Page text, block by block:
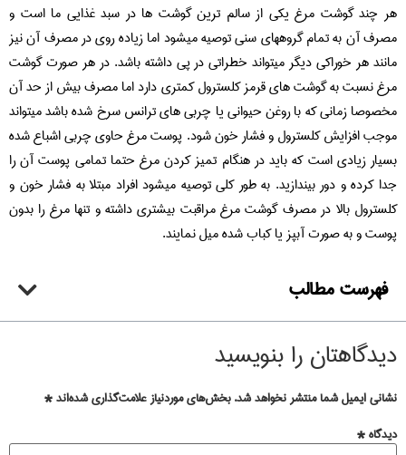
هر چند گوشت مرغ یکی از سالم ترین گوشت ها در سبد غذایی ما است و
مصرف آن به تمام گروههای سنی توصیه میشود اما زیاده روی در مصرف آن نیز
مانند هر خوراکی دیگر میتواند خطراتی در پی داشته باشد. در هر صورت گوشت
مرغ نسبت به گوشت های قرمز کلسترول کمتری دارد اما مصرف بیش از حد آن
مخصوصا زمانی که با روغن حیوانی یا چربی های ترانس سرخ شده باشد میتواند
موجب افزایش کلسترول و فشار خون شود. پوست مرغ حاوی چربی اشباع شده
بسیار زیادی است که باید در هنگام تمیز کردن مرغ حتما تمامی پوست آن را
جدا کرده و دور بیندازید. به طور کلی توصیه میشود افراد مبتلا به فشار خون و
کلسترول بالا در مصرف گوشت مرغ مراقبت بیشتری داشته و تنها مرغ را بدون
پوست و به صورت آبپز یا کباب شده میل نمایند.
فهرست مطالب
دیدگاهتان را بنویسید
نشانی ایمیل شما منتشر نخواهد شد. بخش‌های موردنیاز علامت‌گذاری شده‌اند*
دیدگاه*